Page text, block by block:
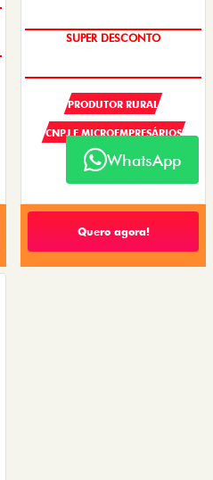
SUPER DESCONTO
PRODUTOR RURAL
CNPJ E MICROEMPRESÁRIOS
De: R$ 290.490,00
R$ 235.296,00
Quero agora!
WhatsApp